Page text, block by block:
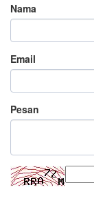
Nama
Email
Pesan